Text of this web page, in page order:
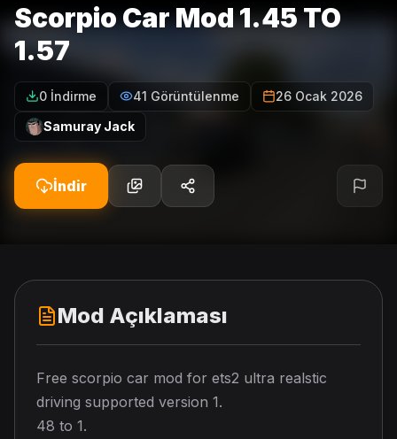
Scorpio Car Mod 1.45 TO
1.57
0 İndirme 41 Görüntülenme
26 Ocak 2026
Samuray Jack
İndir
Mod Açıklaması
Free scorpio car mod for ets2 ultra realstic
driving supported version 1.
48 to 1.